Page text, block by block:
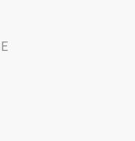
| Last Name
organisme |